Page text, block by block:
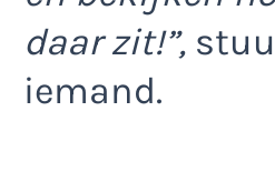
daar zit!”,
iemand.